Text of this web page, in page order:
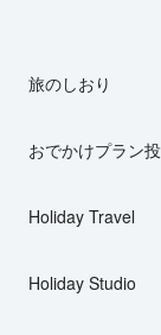
旅のしおり
おでかけプラン
Holiday Travel
Holiday Studio